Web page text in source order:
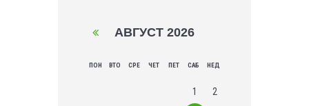
АВГУСТ 2026
ПОН ВТО СРЕ ЧЕТ ПЕТ САБ НЕД
1 2